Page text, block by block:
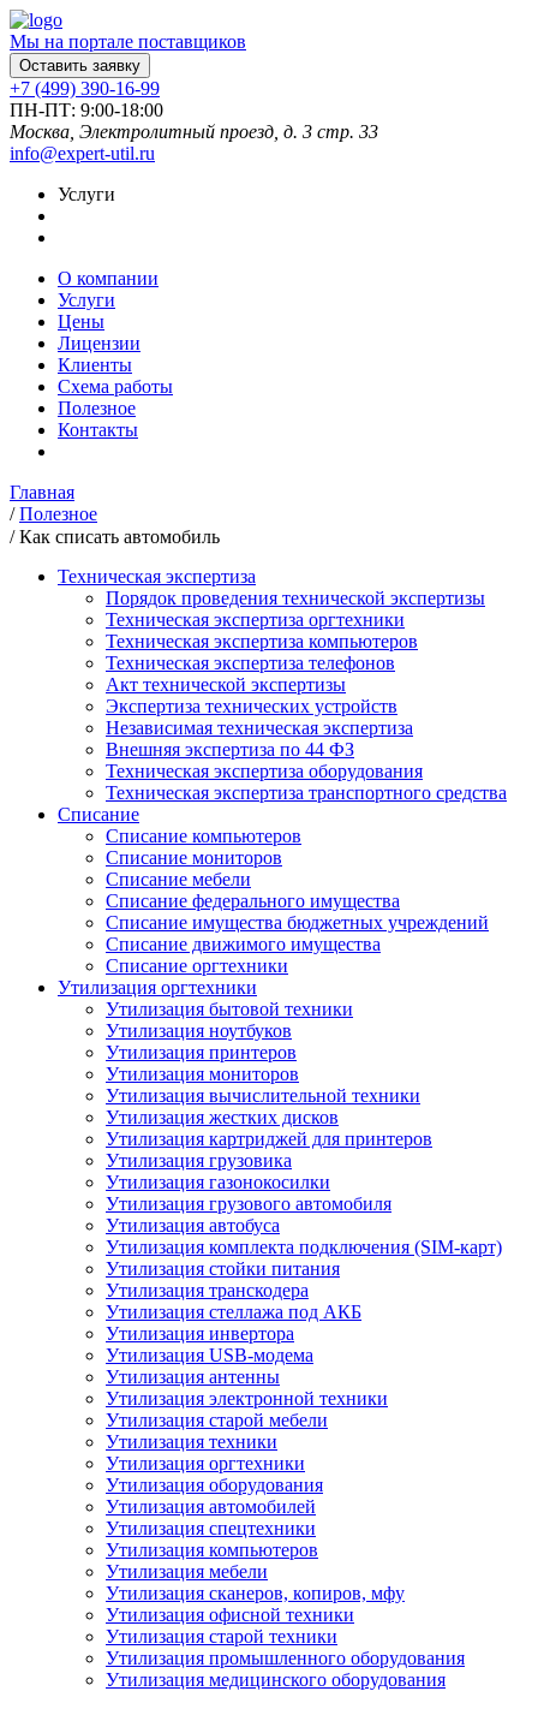
Мы на портале поставщиков
Оставить заявку
+7 (499) 390-16-99
ПН-ПТ: 9:00-18:00
Москва, Электролитный проезд, д. 3 стр. 33
info@expert-util.ru
Услуги
О компании
Услуги
Цены
Лицензии
Клиенты
Схема работы
Полезное
Контакты
Главная
/Полезное
/Как списать автомобиль
Техническая экспертиза
Порядок проведения технической экспертизы
Техническая экспертиза оргтехники
Техническая экспертиза компьютеров
Техническая экспертиза телефонов
Акт технической экспертизы
Экспертиза технических устройств
Независимая техническая экспертиза
Внешняя экспертиза по 44 ФЗ
Техническая экспертиза оборудования
Техническая экспертиза транспортного средства
Списание
Списание компьютеров
Списание мониторов
Cписание мебели
Списание федерального имущества
Списание имущества бюджетных учреждений
Списание движимого имущества
Списание оргтехники
Утилизация оргтехники
Утилизация бытовой техники
Утилизация ноутбуков
Утилизация принтеров
Утилизация мониторов
Утилизация вычислительной техники
Утилизация жестких дисков
Утилизация картриджей для принтеров
Утилизация грузовика
Утилизация газонокосилки
Утилизация грузового автомобиля
Утилизация автобуса
Утилизация комплекта подключения (SIM-карт)
Утилизация стойки питания
Утилизация транскодера
Утилизация стеллажа под АКБ
Утилизация инвертора
Утилизация USB-модема
Утилизация антенны
Утилизация электронной техники
Утилизация старой мебели
Утилизация техники
Утилизация оргтехники
Утилизация оборудования
Утилизация автомобилей
Утилизация спецтехники
Утилизация компьютеров
Утилизация мебели
Утилизация сканеров, копиров, мфу
Утилизация офисной техники
Утилизация старой техники
Утилизация промышленного оборудования
Утилизация медицинского оборудования